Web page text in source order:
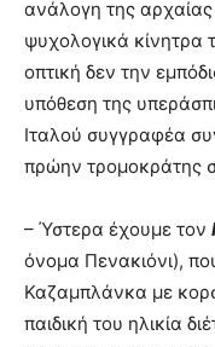
ανάλογη της
ψυχολογικά
οπτική δεν την
υπόθεση της
Ιταλού συγγραφέα
πρώην τρομοκράτης
– Ύστερα έχουμε τον
όνομα Πενακιόνι),
Καζαμπλάνκα με
παιδική του ηλικία